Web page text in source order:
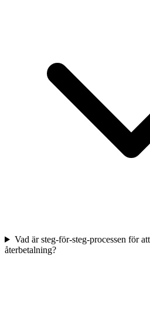
Vad är steg-för-steg-processen för
återbetalning?